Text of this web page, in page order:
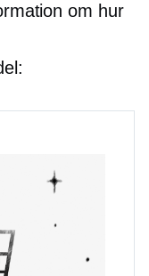
om hur